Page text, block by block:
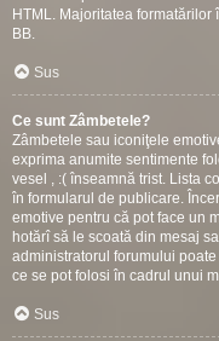
HTML. Majoritatea
BB.
Sus
Ce sunt Zâmbetele?
Zâmbetele sau iconiţele
exprima anumite sentimente
vesel , :( înseamnă trist. Lista
în formularul de publicare.
emotive pentru că pot face un
hotărî să le scoată din mesaj
administratorul forumului
ce se pot folosi în cadrul unui
Sus